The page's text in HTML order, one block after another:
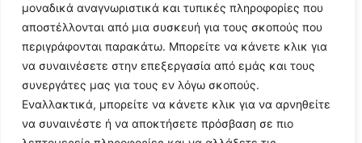
μοναδικά αναγνωριστικά και τυπικές πληροφορίες που
αποστέλλονται από μια συσκευή για τους σκοπούς που
περιγράφονται παρακάτω. Μπορείτε να κάνετε κλικ για
να συναινέσετε στην επεξεργασία από εμάς και τους
συνεργάτες μας για τους εν λόγω σκοπούς.
Εναλλακτικά, μπορείτε να κάνετε κλικ για να αρνηθείτε
να συναινέστε ή να αποκτήσετε πρόσβαση σε πιο
Follow Us